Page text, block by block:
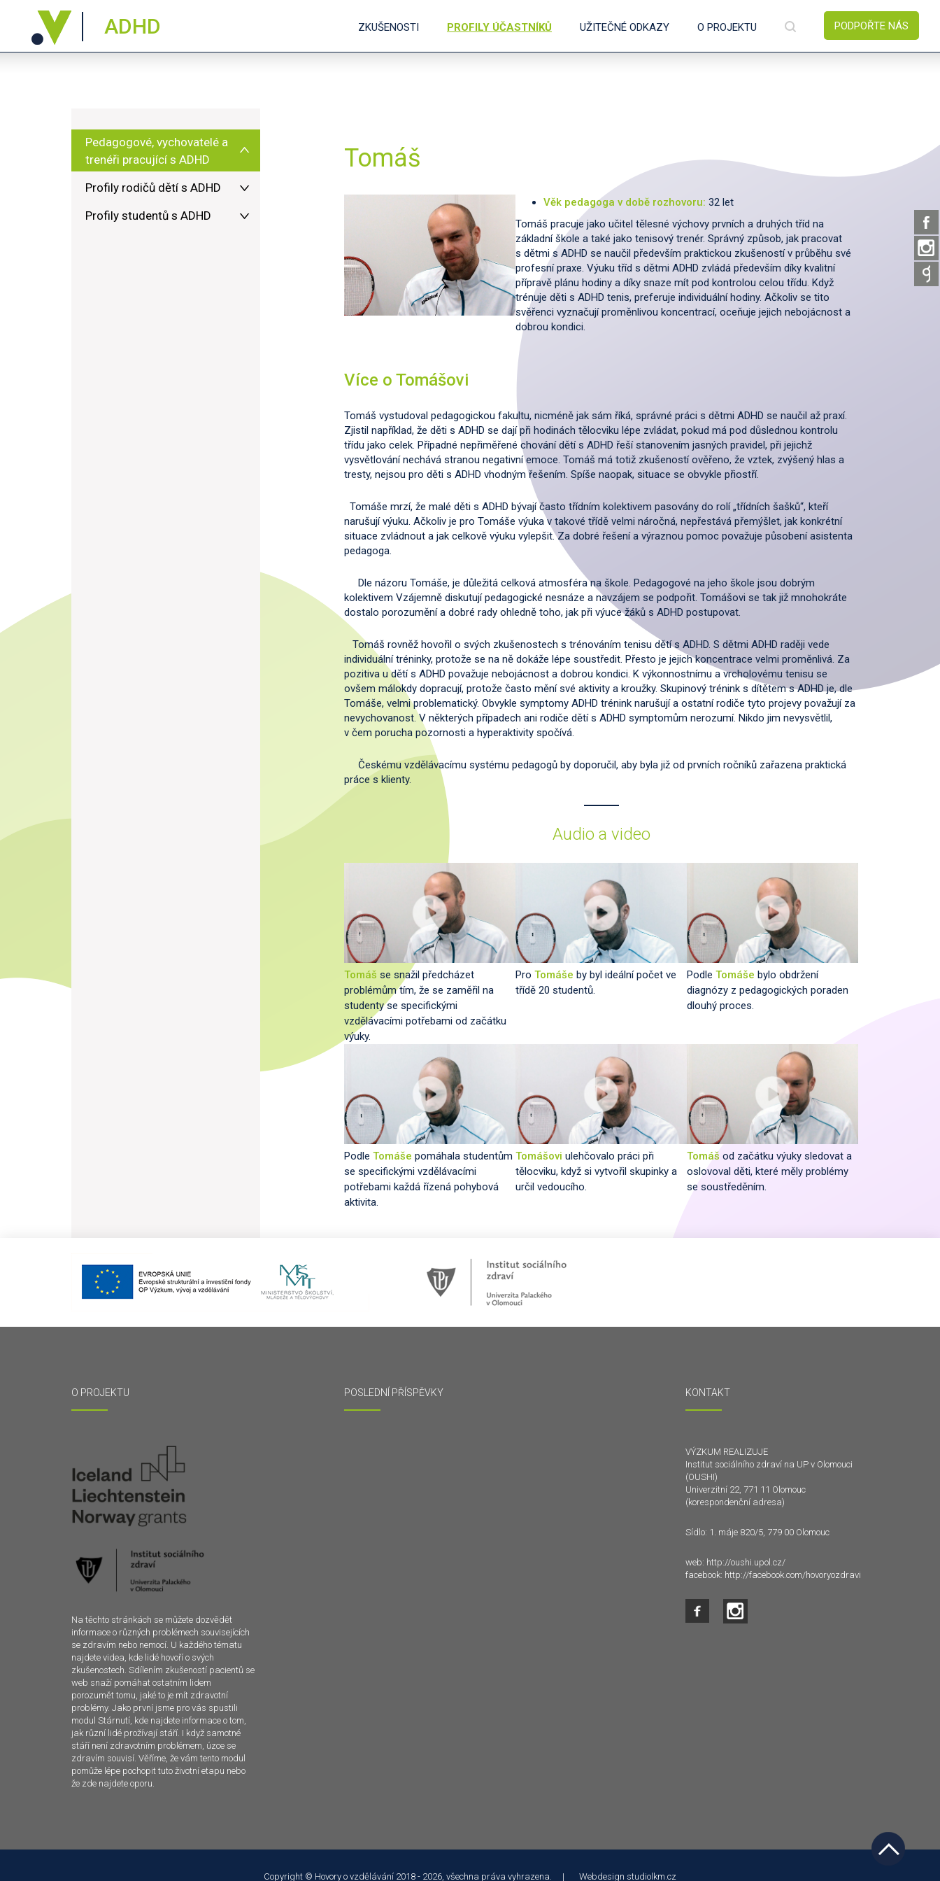
ADHD PODPOŘTE NÁS
ZKUŠENOSTI PROFILY ÚČASTNÍKŮ UŽITEČNÉ ODKAZY O PROJEKTU
Pedagogové, vychovatelé a
trenéři pracující s ADHD
Profily rodičů dětí s ADHD
Profily studentů s ADHD
Tomáš
Věk pedagoga v době rozhovoru: 32 let
Tomáš pracuje jako učitel tělesné výchovy prvních a druhých tříd na
základní škole a také jako tenisový trenér. Správný způsob, jak pracovat
s dětmi s ADHD se naučil především praktickou zkušeností v průběhu své
profesní praxe. Výuku tříd s dětmi ADHD zvládá především díky kvalitní
přípravě plánu hodiny a díky snaze mít pod kontrolou celou třídu. Když
trénuje děti s ADHD tenis, preferuje individuální hodiny. Ačkoliv se tito
svěřenci vyznačují proměnlivou koncentrací, oceňuje jejich nebojácnost a
dobrou kondici.
Více o Tomášovi
Tomáš vystudoval pedagogickou fakultu, nicméně jak sám říká, správné práci s dětmi ADHD se naučil až praxí.
Zjistil například, že děti s ADHD se dají při hodinách tělocviku lépe zvládat, pokud má pod důslednou kontrolu
třídu jako celek. Případné nepřiměřené chování dětí s ADHD řeší stanovením jasných pravidel, při jejichž
vysvětlování nechává stranou negativní emoce. Tomáš má totiž zkušeností ověřeno, že vztek, zvýšený hlas a
tresty, nejsou pro děti s ADHD vhodným řešením. Spíše naopak, situace se obvykle přiostří.
Tomáše mrzí, že malé děti s ADHD bývají často třídním kolektivem pasovány do rolí „třídních šašků“, kteří
narušují výuku. Ačkoliv je pro Tomáše výuka v takové třídě velmi náročná, nepřestává přemýšlet, jak konkrétní
situace zvládnout a jak celkově výuku vylepšit. Za dobré řešení a výraznou pomoc považuje působení asistenta
pedagoga.
Dle názoru Tomáše, je důležitá celková atmosféra na škole. Pedagogové na jeho škole jsou dobrým
kolektivem Vzájemně diskutují pedagogické nesnáze a navzájem se podpořit. Tomášovi se tak již mnohokráte
dostalo porozumění a dobré rady ohledně toho, jak při výuce žáků s ADHD postupovat.
Tomáš rovněž hovořil o svých zkušenostech s trénováním tenisu dětí s ADHD. S dětmi ADHD raději vede
individuální tréninky, protože se na ně dokáže lépe soustředit. Přesto je jejich koncentrace velmi proměnlivá. Za
pozitiva u dětí s ADHD považuje nebojácnost a dobrou kondici. K výkonnostnímu a vrcholovému tenisu se
ovšem málokdy dopracují, protože často mění své aktivity a kroužky. Skupinový trénink s dítětem s ADHD je, dle
Tomáše, velmi problematický. Obvykle symptomy ADHD trénink narušují a ostatní rodiče tyto projevy považují za
nevychovanost. V některých případech ani rodiče dětí s ADHD symptomům nerozumí. Nikdo jim nevysvětlil,
v čem porucha pozornosti a hyperaktivity spočívá.
Českému vzdělávacímu systému pedagogů by doporučil, aby byla již od prvních ročníků zařazena praktická
práce s klienty.
Audio a video
Tomáš se snažil předcházet
problémům tím, že se zaměřil na
studenty se specifickými
vzdělávacími potřebami od začátku
výuky.
Pro Tomáše by byl ideální počet ve
třídě 20 studentů.
Podle Tomáše bylo obdržení
diagnózy z pedagogických poraden
dlouhý proces.
Podle Tomáše pomáhala studentům
se specifickými vzdělávacími
potřebami každá řízená pohybová
aktivita.
Tomášovi ulehčovalo práci při
tělocviku, když si vytvořil skupinky a
určil vedoucího.
Tomáš od začátku výuky sledovat a
oslovoval děti, které měly problémy
se soustředěním.
O PROJEKTU
Na těchto stránkách se můžete dozvědět
informace o různých problémech souvisejících
se zdravím nebo nemocí. U každého tématu
najdete videa, kde lidé hovoří o svých
zkušenostech. Sdílením zkušeností pacientů se
web snaží pomáhat ostatním lidem
porozumět tomu, jaké to je mít zdravotní
problémy. Jako první jsme pro vás spustili
modul Stárnutí, kde najdete informace o tom,
jak různí lidé prožívají stáří. I když samotné
stáří není zdravotním problémem, úzce se
zdravím souvisí. Věříme, že vám tento modul
pomůže lépe pochopit tuto životní etapu nebo
že zde najdete oporu.
POSLEDNÍ PŘÍSPĚVKY KONTAKT
VÝZKUM REALIZUJE
Institut sociálního zdraví na UP v Olomouci
(OUSHI)
Univerzitní 22, 771 11 Olomouc
(korespondenční adresa)
Sídlo: 1. máje 820/5, 779 00 Olomouc
web: http://oushi.upol.cz/
facebook: http://facebook.com/hovoryozdravi
Copyright © Hovory o vzdělávání 2018 - 2026, všechna práva vyhrazena. | Webdesign studiolkm.cz